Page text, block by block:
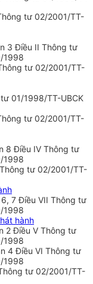
tư 02/2001/TT-
3 Điều II Thông tư
1998
tư 02/2001/TT-
01/1998/TT-UBCK
tư 02/2001/TT-
8 Điều IV Thông tư
1998
tư 02/2001/TT-
7 Điều VII Thông tư
1998
hành
2 Điều V Thông tư
1998
4 Điều VI Thông tư
1998
tư 02/2001/TT-